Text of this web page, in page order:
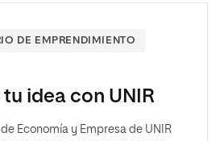
DE EMPRENDIMIENTO
idea con UNIR
Economía y Empresa de UNIR